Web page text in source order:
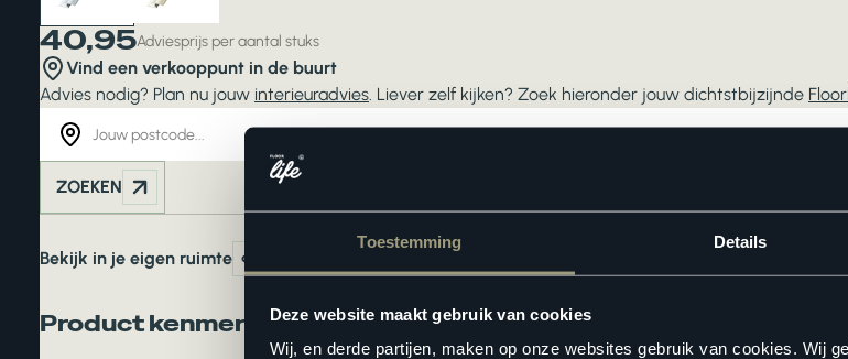
Toestemming Details
Deze website maakt gebruik van cookies
Wij, en derde partijen, maken op onze websites gebruik van cookies. Wij
40,95Adviesprijs per aantal stuks
Vind een verkooppunt in de buurt
Advies nodig? Plan nu jouw interieuradvies. Liever zelf kijken? Zoek hieronder jouw dichtstbijzijnde
ZOEKEN
Bekijk in je eigen ruimte
Product kenmerken